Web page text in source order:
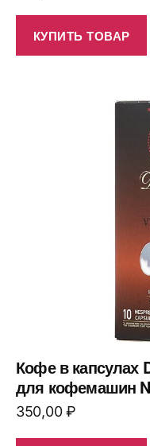
КУПИТЬ ТОВАР
Кофе в капсулах
для кофемашин
350,00₽